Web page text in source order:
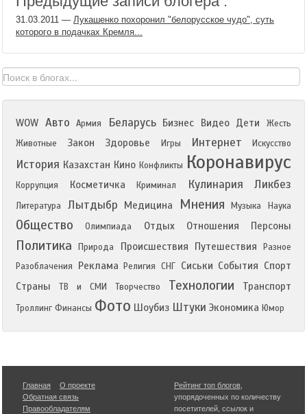
31.03.2011 — Лукашенко похоронил "белорусское чудо", суть
которого в подачках Кремля...
WOW Авто Армия Беларусь Бизнес Видео Дети
Жесть
Животные
Закон Здоровье Игры Интернет Искусство
История Казахстан Кино Конфликты Коронавирус
Коррупция Косметичка Криминал Кулинария Ликбез
Литература Лытдыбр Медицина Мнения Музыка Наука
Общество Олимпиада Отдых Отношения Персоны
Политика Природа Происшествия Путешествия
Разное
Разоблачения
Реклама Религия СНГ Сиськи События Спорт
Страны
ТВ и СМИ Творчество Технологии Транспорт
Троллинг Финансы Фото Шоубиз Штуки Экономика Юмор
Главная
О проекте
Обратная связь
Правообладателям
Рейтинг топ блогов
упорядоченных по количеству
посетителей, ссылок и